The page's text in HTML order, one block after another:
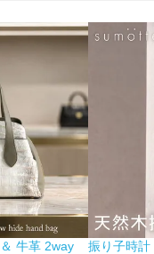
牛革 2way
振り子時